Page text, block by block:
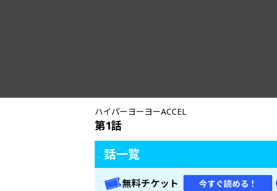
ハイパーヨーヨーACCEL
第1話
話一覧
無料チケット 今すぐ読める！